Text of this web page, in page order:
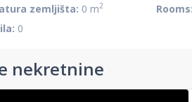
zemljišta: 0 m2 Rooms:
0
nekretnine